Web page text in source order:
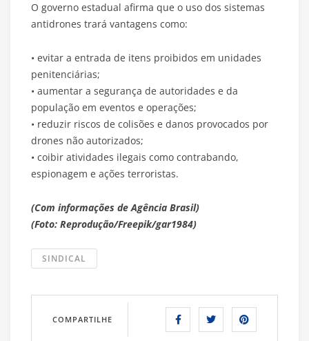
O governo estadual afirma que o uso dos sistemas
antidrones trará vantagens como:
• evitar a entrada de itens proibidos em unidades
penitenciárias;
• aumentar a segurança de autoridades e da
população em eventos e operações;
• reduzir riscos de colisões e danos provocados por
drones não autorizados;
• coibir atividades ilegais como contrabando,
espionagem e ações terroristas.
(Com informações de Agência Brasil)
(Foto: Reprodução/Freepik/gar1984)
SINDICAL
COMPARTILHE